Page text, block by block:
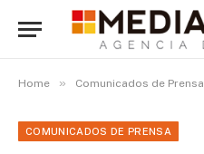
Home » Comunicados de Prensa
COMUNICADOS DE PRENSA